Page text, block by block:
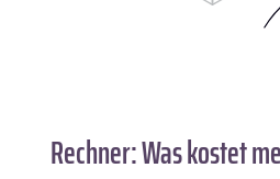
Rechner: Was kostet